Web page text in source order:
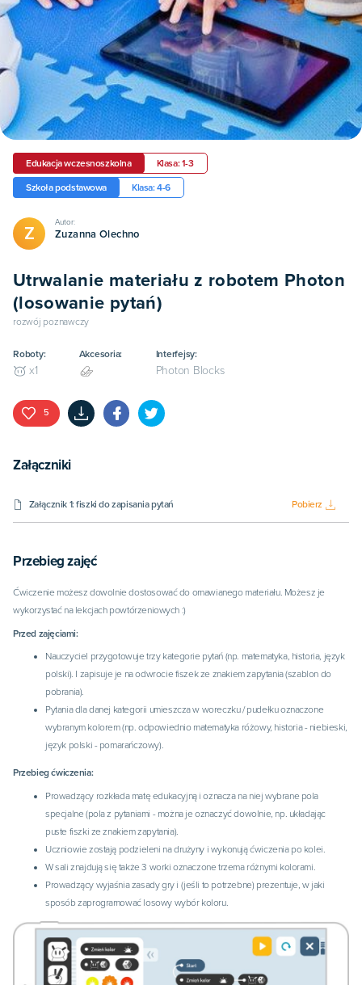
Edukacja wczesnoszkolna Klasa: 1-3
Szkoła podstawowa Klasa: 4-6
Z
Autor:
Zuzanna Olechno
Utrwalanie materiału z robotem Photon
(losowanie pytań)
rozwój poznawczy
Roboty:
x1
Akcesoria: Interfejsy:
Photon Blocks
5
Załączniki
Załącznik 1: fiszki do zapisania pytań Pobierz
Przebieg zajęć
Ćwiczenie możesz dowolnie dostosować do omawianego materiału. Możesz je
wykorzystać na lekcjach powtórzeniowych :)
Przed zajęciami:
Nauczyciel przygotowuje trzy kategorie pytań (np. matematyka, historia, język
polski). I zapisuje je na odwrocie fiszek ze znakiem zapytania (szablon do
pobrania).
Pytania dla danej kategorii umieszcza w woreczku / pudełku oznaczone
wybranym kolorem (np. odpowiednio matematyka różowy, historia - niebieski,
język polski - pomarańczowy).
Przebieg ćwiczenia:
Prowadzący rozkłada matę edukacyjną i oznacza na niej wybrane pola
specjalne (pola z pytaniami - można je oznaczyć dowolnie, np. układając
puste fiszki ze znakiem zapytania).
Uczniowie zostają podzieleni na drużyny i wykonują ćwiczenia po kolei.
W sali znajdują się także 3 worki oznaczone trzema różnymi kolorami.
Prowadzący wyjaśnia zasady gry i (jeśli to potrzebne) prezentuje, w jaki
sposób zaprogramować losowy wybór koloru.